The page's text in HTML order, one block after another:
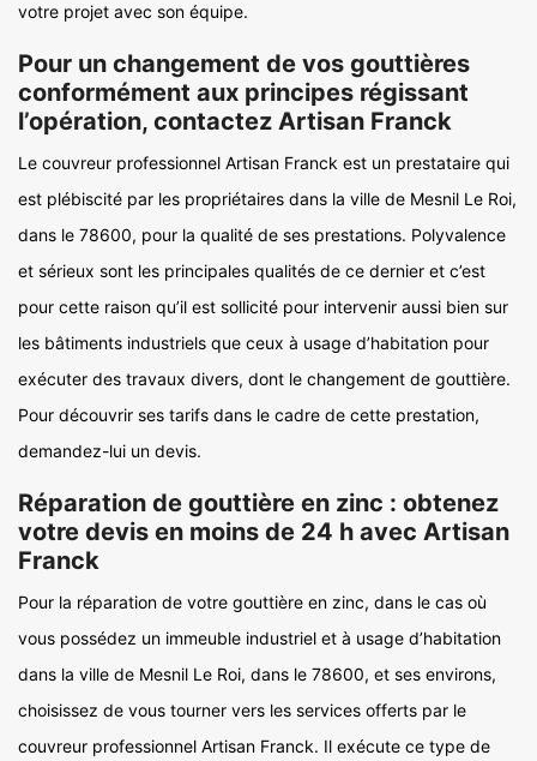
votre projet avec son équipe.
Pour un changement de vos gouttières
conformément aux principes régissant
l’opération, contactez Artisan Franck
Le couvreur professionnel Artisan Franck est un prestataire qui
est plébiscité par les propriétaires dans la ville de Mesnil Le Roi,
dans le 78600, pour la qualité de ses prestations. Polyvalence
et sérieux sont les principales qualités de ce dernier et c’est
pour cette raison qu’il est sollicité pour intervenir aussi bien sur
les bâtiments industriels que ceux à usage d’habitation pour
exécuter des travaux divers, dont le changement de gouttière.
Pour découvrir ses tarifs dans le cadre de cette prestation,
demandez-lui un devis.
Réparation de gouttière en zinc : obtenez
votre devis en moins de 24 h avec Artisan
Franck
Pour la réparation de votre gouttière en zinc, dans le cas où
vous possédez un immeuble industriel et à usage d’habitation
dans la ville de Mesnil Le Roi, dans le 78600, et ses environs,
choisissez de vous tourner vers les services offerts par le
couvreur professionnel Artisan Franck. Il exécute ce type de